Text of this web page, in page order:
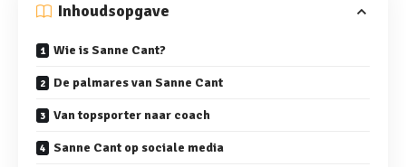
Inhoudsopgave
Wie is Sanne Cant?
De palmares van Sanne Cant
Van topsporter naar coach
Sanne Cant op sociale media